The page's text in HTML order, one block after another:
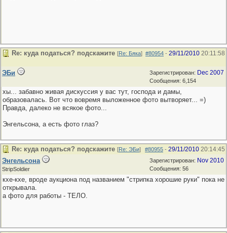
#80954 - 29/11/2010 20:11:58
Re: куда податься? подскажите [Re: Бяка]
Зарегистрирован: Dec 2007
Сообщения: 6,154
ЭБи
хы... забавно живая дискуссия у вас тут, господа и дамы,
образовалась. Вот что вовремя выложенное фото вытворяет... =)
Правда, далеко не всякое фото...
Энгельсона, а есть фото глаз?
#80955 - 29/11/2010 20:14:45
Re: куда податься? подскажите [Re: ЭБи]
Зарегистрирован: Nov 2010
Сообщения: 56
Энгельсона
StripSoldier
кхе-кхе, вроде аукциона под названием "стрипка хорошие руки" пока не
открывала.
а фото для работы - ТЕЛО.